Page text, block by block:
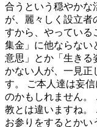
合うという穏やかな
が、麗々しく設立者
すから、やっている
集金」に他ならない
意思」とか「生きる
かない人が、一見正
す。 ご本人達は妄
のかもしれません。
教とは違いますね。
お参りをするとかい